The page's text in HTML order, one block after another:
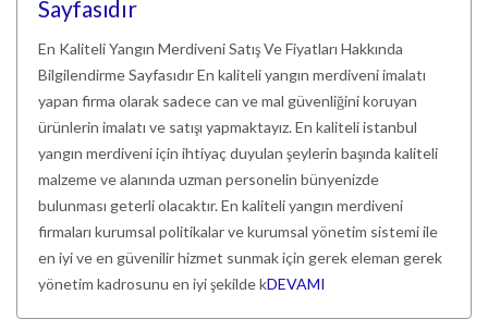
Sayfasıdır
En Kaliteli Yangın Merdiveni Satış Ve Fiyatları Hakkında
Bilgilendirme Sayfasıdır En kaliteli yangın merdiveni imalatı
yapan firma olarak sadece can ve mal güvenliğini koruyan
ürünlerin imalatı ve satışı yapmaktayız. En kaliteli istanbul
yangın merdiveni için ihtiyaç duyulan şeylerin başında kaliteli
malzeme ve alanında uzman personelin bünyenizde
bulunması geterli olacaktır. En kaliteli yangın merdiveni
firmaları kurumsal politikalar ve kurumsal yönetim sistemi ile
en iyi ve en güvenilir hizmet sunmak için gerek eleman gerek
yönetim kadrosunu en iyi şekilde kDEVAMI